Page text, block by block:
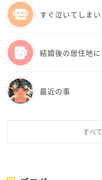
なテーマが控えている
できない」という感覚
大切にした方が良いと
嫁という立場であって
といけないことはあり
に変化していますし、
守り合うことは大切な
必要はないかもしれま
番大切にしたいのか、
る未来が見つかること
すぐ泣いてしまい
結婚後の居住地
最近の事
すべ